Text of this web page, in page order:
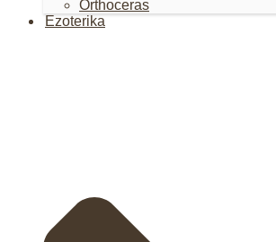
Orthoceras
Ezoterika